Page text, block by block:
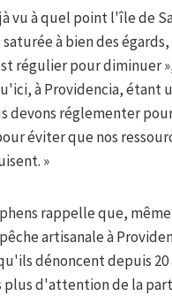
vu à quel point l'île de
à bien des égards,
régulier pour diminuer
à Providencia, étant
devons réglementer
éviter que nos
»
rappelle que,
artisanale à
dénoncent depuis 20
plus d'attention de la